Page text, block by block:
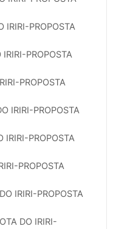
IRIRI-PROPOSTA
PROPOSTA
PROPOSTA
IRIRI-PROPOSTA
PROPOSTA
PROPOSTA
IRIRI-PROPOSTA
DO IRIRI-